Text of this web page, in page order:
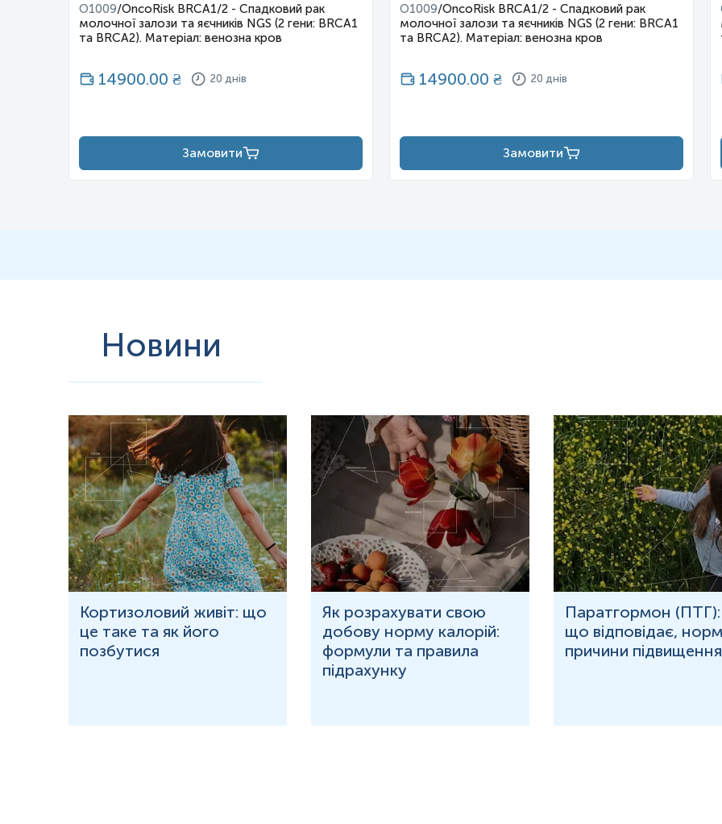
O1009/OncoRisk BRCA1/2 - Спадковий рак
молочної залози та яєчників NGS (2 гени: BRCA1
та BRCA2). Матеріал: венозна кров
14900.00 ₴ 20 днів
Замовити
O1009/OncoRisk BRCA1/2 - Спадковий рак
молочної залози та яєчників NGS (2 гени: BRCA1
та BRCA2). Матеріал: венозна кров
14900.00 ₴ 20 днів
Замовити
Новини
Кортизоловий живіт: що
це таке та як його
позбутися
Як розрахувати свою
добову норму калорій:
формули та правила
підрахунку
Паратгормон (ПТГ):
що відповідає,
причини підвищення